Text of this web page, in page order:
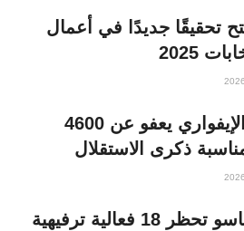
تحقيقًا جديدًا في أعمال
2025
الرئيس الإيفواري يعفو عن 4600
ذكرى الاستقلال
بوركينا فاسو تحظر 18 فعالية ترفيهية